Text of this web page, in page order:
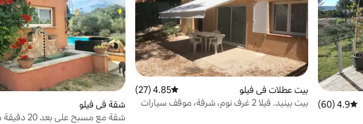
متوسط التقييم 4.9 من 5، 60 مراجعات
4.9 (60)
بيت عطلات في فيلو متوسط التقييم 4.85 من 5، 27 مراجعات
4.85 (27)
بيت بينيد. فيلا 2 غرف نوم، شرفة، موقف سيارات
شقة في فيلو
شقة مع مسبح على بعد 20 دقيقة من إيكس